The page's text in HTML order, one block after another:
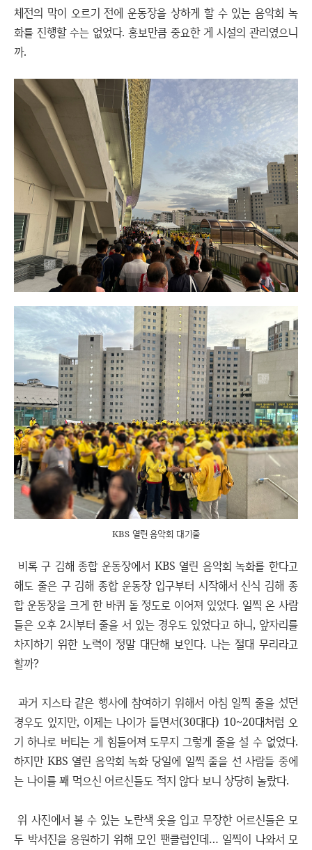
체전의 막이 오르기 전에 운동장을 상하게 할 수 있는 음악회 녹
화를 진행할 수는 없었다. 홍보만큼 중요한 게 시설의 관리였으니
까.
KBS 열린 음악회 대기줄
비록 구 김해 종합 운동장에서 KBS 열린 음악회 녹화를 한다고
해도 줄은 구 김해 종합 운동장 입구부터 시작해서 신식 김해 종
합 운동장을 크게 한 바퀴 돌 정도로 이어져 있었다. 일찍 온 사람
들은 오후 2시부터 줄을 서 있는 경우도 있었다고 하니, 앞자리를
차지하기 위한 노력이 정말 대단해 보인다. 나는 절대 무리라고
할까?
과거 지스타 같은 행사에 참여하기 위해서 아침 일찍 줄을 섰던
경우도 있지만, 이제는 나이가 들면서(30대다) 10~20대처럼 오
기 하나로 버티는 게 힘들어져 도무지 그렇게 줄을 설 수 없었다.
하지만 KBS 열린 음악회 녹화 당일에 일찍 줄을 선 사람들 중에
는 나이를 꽤 먹으신 어르신들도 적지 않다 보니 상당히 놀랐다.
위 사진에서 볼 수 있는 노란색 옷을 입고 무장한 어르신들은 모
두 박서진을 응원하기 위해 모인 팬클럽인데… 일찍이 나와서 모